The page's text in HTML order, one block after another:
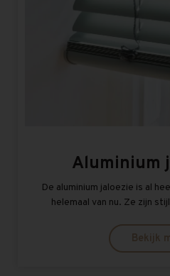
Aluminium
De aluminium jaloezie is al
helemaal van nu. Ze zijn
Bekijk